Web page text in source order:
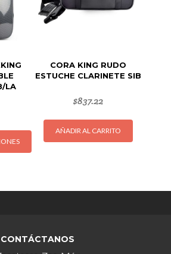
LA
Este
producto
pueden
CORA KING RUDO
ESTUCHE CLARINETE SIB
$837.22
AÑADIR AL CARRITO
CONTÁCTANOS